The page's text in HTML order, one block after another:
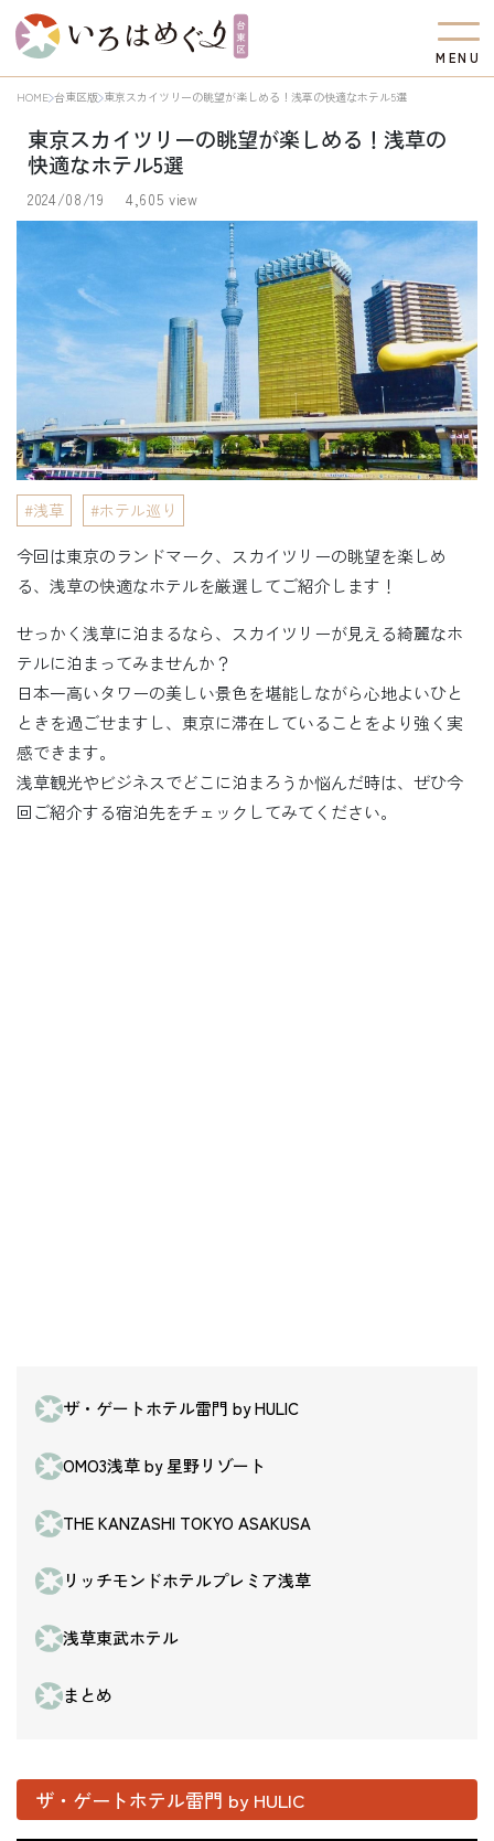
M EN U
HOME 台東区版 東京スカイツリーの眺望が楽しめる！浅草の快適なホテル5選
東京スカイツリーの眺望が楽しめる！浅草の
快適なホテル5選
2024/08/19 4,605 view
浅草 ホテル巡り
今回は東京のランドマーク、スカイツリーの眺望を楽しめ
る、浅草の快適なホテルを厳選してご紹介します！
せっかく浅草に泊まるなら、スカイツリーが見える綺麗なホ
テルに泊まってみませんか？
日本一高いタワーの美しい景色を堪能しながら心地よいひと
ときを過ごせますし、東京に滞在していることをより強く実
感できます。
浅草観光やビジネスでどこに泊まろうか悩んだ時は、ぜひ今
回ご紹介する宿泊先をチェックしてみてください。
ザ・ゲートホテル雷門 by HULIC
OMO3浅草 by 星野リゾート
THE KANZASHI TOKYO ASAKUSA
リッチモンドホテルプレミア浅草
浅草東武ホテル
まとめ
ザ・ゲートホテル雷門 by HULIC